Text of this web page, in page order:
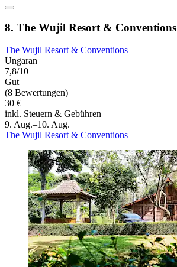
8. The Wujil Resort & Conventions
The Wujil Resort & Conventions
Ungaran
7,8/10
Gut
(8 Bewertungen)
30 €
inkl. Steuern & Gebühren
9. Aug.–10. Aug.
The Wujil Resort & Conventions